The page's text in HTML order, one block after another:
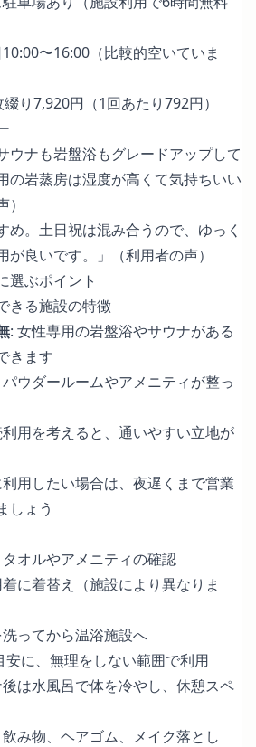
〜16:00（比較的空いていま
り7,920円（1回あたり792円）
ウナも岩盤浴もグレードアップして
の岩蒸房は湿度が高くて気持ちいい
め。土日祝は混み合うので、ゆっく
が良いです。」（利用者の声）
選ぶポイント
きる施設の特徴
: 女性専用の岩盤浴やサウナがある
きます
パウダールームやアメニティが整っ
利用を考えると、通いやすい立地が
用したい場合は、夜遅くまで営業
しょう
オルやアメニティの確認
に着替え（施設により異なりま
ってから温浴施設へ
安に、無理をしない範囲で利用
は水風呂で体を冷やし、休憩スペ
飲み物、ヘアゴム、メイク落とし